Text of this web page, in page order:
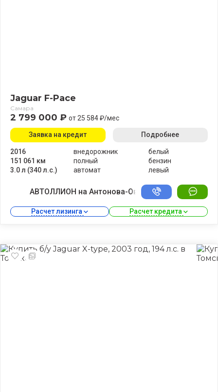
Jaguar F-Pace
Самара
2 799 000 ₽ от 25 584 ₽/мес
2016
151 061 км
3.0 л (340 л.с.)
внедорожник
полный
автомат
белый
бензин
левый
Заявка на кредит Подробнее
АВТОЛЛИОН на Антонова-Овсеенко
Расчет лизинга Расчет кредита